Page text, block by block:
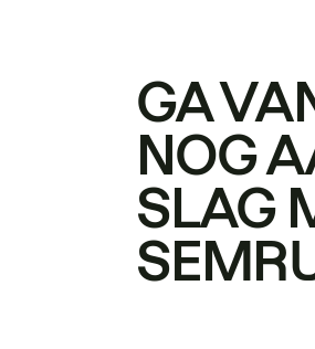
GA
NOG
SLAG